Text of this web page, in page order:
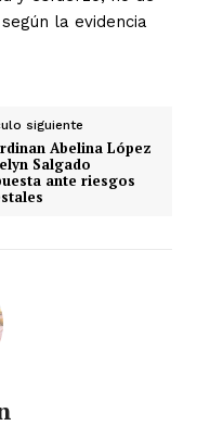
la evidencia
siguiente
Abelina López
Salgado
ante riesgos